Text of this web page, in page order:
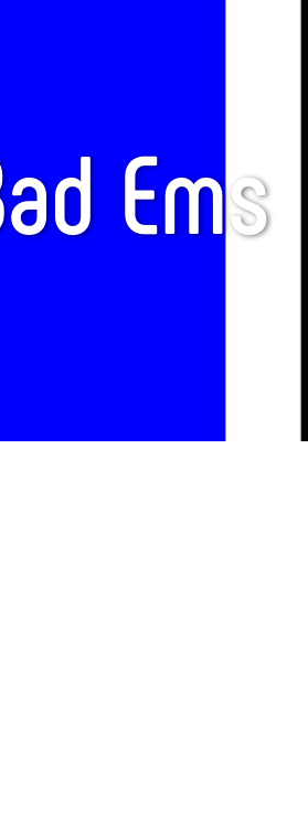
Ems